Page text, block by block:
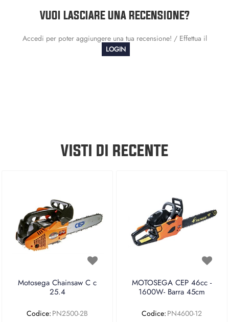
VUOI LASCIARE UNA RECENSIONE?
Accedi per poter aggiungere una tua recensione! / Effettua il
LOGIN
VISTI DI RECENTE
Motosega Chainsaw C c
25.4
Codice: PN2500-2B
MOTOSEGA CEP 46cc -
1600W- Barra 45cm
Codice: PN4600-12